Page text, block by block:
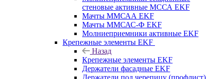
стеновые активные МССА EKF
Мачты ММСАА EKF
Мачты ММСАС-Ф EKF
Молниеприемники активные EKF
Крепежные элементы EKF
Назад
Крепежные элементы EKF
Держатели фасадные EKF
Держатели под черепицу (профлист)